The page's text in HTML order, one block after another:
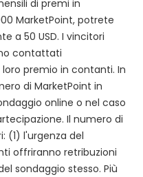
di premi in
MarketPoint, potrete
a 50 USD. I vincitori
contattati
premio in contanti. In
di MarketPoint in
online o nel caso
Il numero di
(1) l'urgenza del
offriranno retribuzioni
sondaggio stesso. Più